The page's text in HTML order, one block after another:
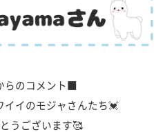
らのコメント■
イイのモジャさんたち💓
うございます🥰